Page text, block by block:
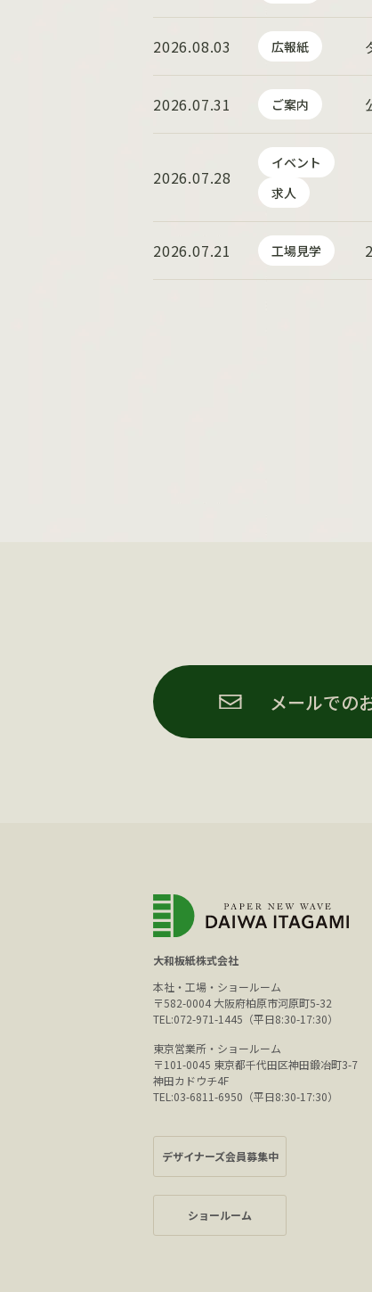
2026.08.03 広報紙
2026.07.31 ご案内
2026.07.28
イベント
求人
2026.07.21 工場見学
メールでの
大和板紙株式会社
本社・工場・ショールーム
〒582-0004 大阪府柏原市河原町5-32
TEL:072-971-1445（平日8:30-17:30）
東京営業所・ショールーム
〒101-0045 東京都千代田区神田鍛冶町3-7
神田カドウチ4F
TEL:03-6811-6950（平日8:30-17:30）
デザイナーズ会員募集中
ショールーム